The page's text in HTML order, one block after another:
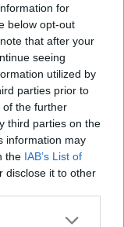
for
below opt-out
that after your
seeing
utilized by
parties prior to
of the further
third parties on the
information may
the IAB’s List of
disclose it to other
or more Google
a Heaven
és az
...